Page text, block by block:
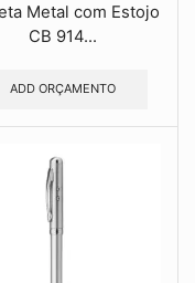
Metal com Estojo
CB 914...
ADD ORÇAMENTO